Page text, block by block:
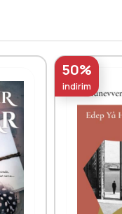
50%
indirim